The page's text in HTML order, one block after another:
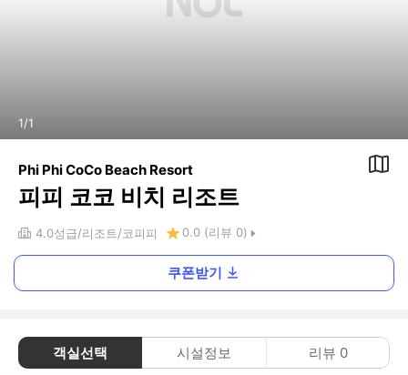
1/1
Phi Phi CoCo Beach Resort
피피 코코 비치 리조트
4.0성급 리조트 코피피 0.0 (리뷰 0)
쿠폰받기
객실선택 시설정보 리뷰 0